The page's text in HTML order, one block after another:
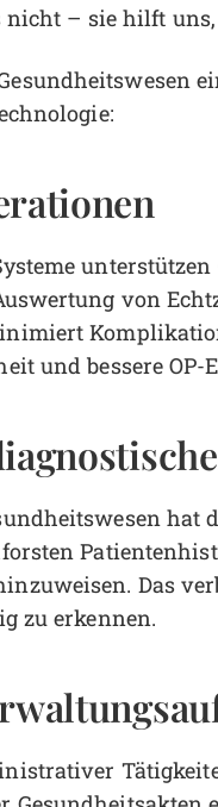
– sie hilft
von
und bessere OP-
hat
Das
zu erkennen.